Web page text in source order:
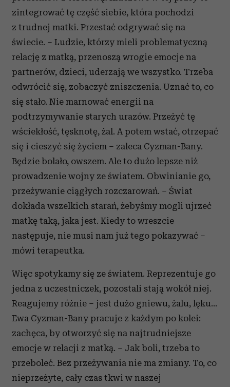
zintegrować tę część siebie, która pochodzi
z trudnej matki. Przestać odgrywać się na
świecie. – Ludzie, którzy mieli problematyczną
relację z matką, przenoszą wrogie emocje na
partnerów, dzieci, uderzają we wszystko. Trzeba
odwrócić się, zobaczyć zniszczenia. Uznać to, co
się stało. Nie marnować energii na
podtrzymywanie starych urazów. Przeżyć tę
wściekłość, tęsknotę, żal. A potem wstać, otrzepać
się i cieszyć się życiem – zaleca Cyzman-Bany.
Będzie bolało, owszem. Ale to dużo lepsze niż
prowadzenie wojny ze światem. Obwinianie go,
przeżywanie ciągłych rozczarowań. – Świat
dokłada wszelkich starań, żebyśmy mogli ujrzeć
matkę taką, jaka jest. Kiedy to wreszcie
następuje, nie musi nam już tego pokazywać –
mówi terapeutka.
Więc spotykamy się ze światem. Reprezentuje go
jedna z uczestniczek, pozostali stają wokół niej.
Reagujemy różnie – jest dużo gniewu, żalu, lęku...
Ewa Cyzman-Bany pracuje z każdym po kolei:
zachęca, by otworzyć się na najtrudniejsze
emocje w relacji z matką. – Jak boli, trzeba to
przeboleć. Bez przeżywania nie ma zmiany. To, co
nieprzeżyte, cały czas tkwi w naszej